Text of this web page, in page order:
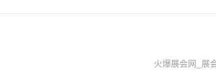
火爆展会网_展